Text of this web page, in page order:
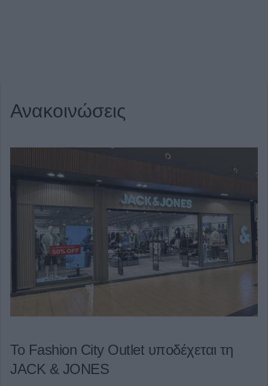
Ανακοινώσεις
Το Fashion City Outlet υποδέχεται τη
JACK & JONES